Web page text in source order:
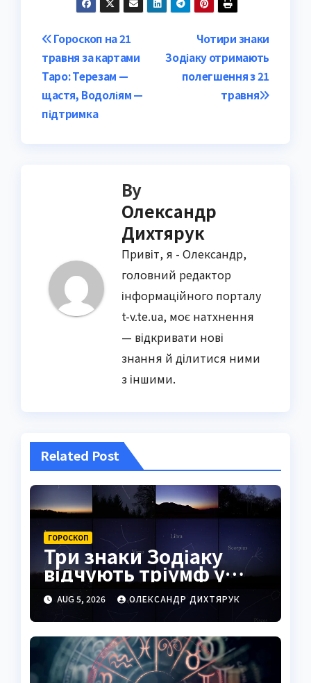
Post
navigation
Чотири знаки
Зодіаку отримають
полегшення з 21
травня
Гороскоп на 21
травня за картами
Таро: Терезам —
щастя, Водоліям —
підтримка
By
Олександр
Дихтярук
Привіт, я - Олександр,
головний редактор
інформаційного порталу
t-v.te.ua, моє натхнення
— відкривати нові
знання й ділитися ними
з іншими.
Related Post
ГОРОСКОП
Три знаки Зодіаку
відчують тріумф у
справах уже
найближчими днями
AUG 5, 2026 ОЛЕКСАНДР ДИХТЯРУК